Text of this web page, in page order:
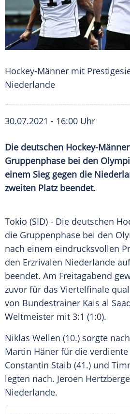
Hockey-Männer mit
Niederlande
30.07.2021 - 16:00 Uhr
Die deutschen Hockey-
Gruppenphase bei den
einem Sieg gegen die
zweiten Platz beendet.
Tokio (SID) - Die deutschen
die Gruppenphase bei den
nach einem eindrucksvollen
den Erzrivalen Niederlande
beendet. Am Freitagabend
zuvor für das Viertelfinale
von Bundestrainer Kais al
Weltmeister mit 3:1 (1:0).
Niklas Wellen (10.) sorgte
Martin Häner für die verdiente
Constantin Staib (41.) und
legten nach. Jeroen
Niederlande.